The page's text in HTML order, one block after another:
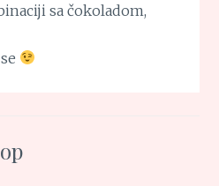
sa čokoladom,